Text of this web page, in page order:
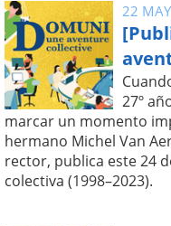
22
27º
marcar un momento
hermano Michel Van
rector, publica este 24
colectiva (1998–2023).